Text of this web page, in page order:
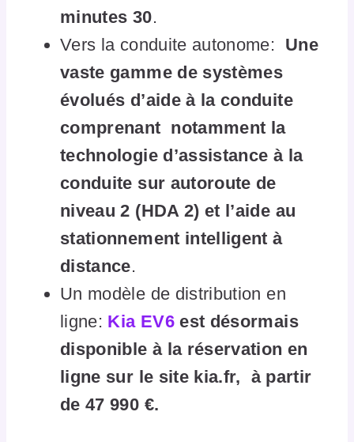
minutes 30.
Vers la conduite autonome: Une
vaste gamme de systèmes
évolués d’aide à la conduite
comprenant notamment la
technologie d’assistance à la
conduite sur autoroute de
niveau 2 (HDA 2) et l’aide au
stationnement intelligent à
distance.
Un modèle de distribution en
ligne: Kia EV6 est désormais
disponible à la réservation en
ligne sur le site kia.fr, à partir
de 47 990 €.